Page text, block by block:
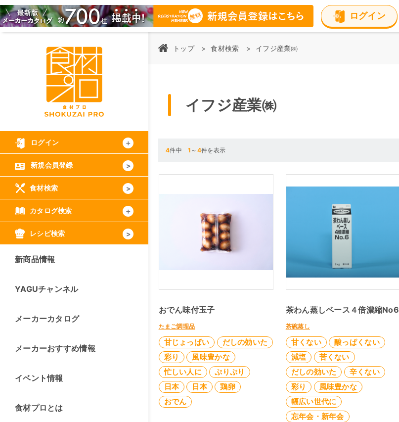
ログイン
ログイン
新規会員登録
食材検索
カタログ検索
レシピ検索
新商品情報
YAGUチャンネル
メーカーカタログ
メーカーおすすめ情報
イベント情報
食材プロとは
トップ 食材検索 イフジ産業㈱
イフジ産業㈱
4件中1 ～ 4件を表示
おでん味付玉子
たまご調理品
甘じょっぱい
だしの効いた
彩り
風味豊かな
忙しい人に
ぷりぷり
日本
日本
鶏卵
おでん
茶わん蒸しベース４倍濃縮No6
茶碗蒸し
甘くない
酸っぱくない
減塩
苦くない
だしの効いた
辛くない
彩り
風味豊かな
幅広い世代に
忘年会・新年会